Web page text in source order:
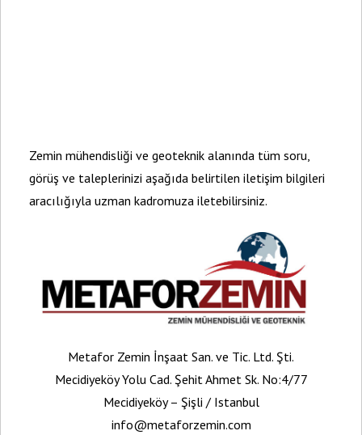
Zemin mühendisliği ve geoteknik alanında tüm soru,
görüş ve taleplerinizi aşağıda belirtilen iletişim bilgileri
aracılığıyla uzman kadromuza iletebilirsiniz.
Metafor Zemin İnşaat San. ve Tic. Ltd. Şti.
Mecidiyeköy Yolu Cad. Şehit Ahmet Sk. No:4/77
Mecidiyeköy – Şişli / Istanbul
info@metaforzemin.com